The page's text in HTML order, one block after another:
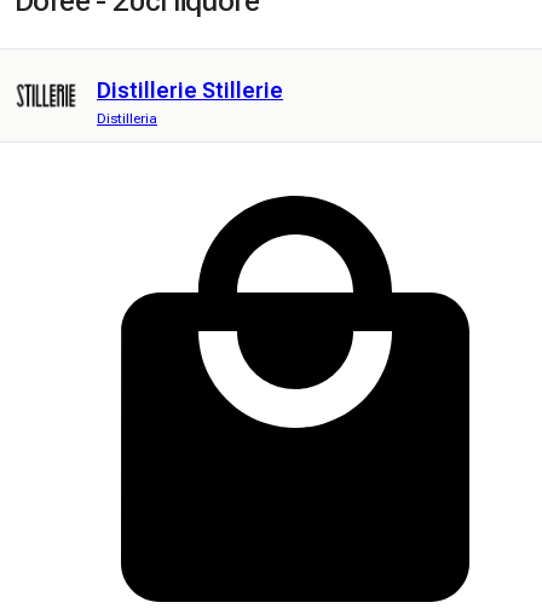
Distillerie Stillerie
Distilleria